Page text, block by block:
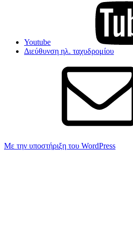
Youtube
Διεύθυνση ηλ. ταχυδρομίου
Με την υποστήριξη του WordPress